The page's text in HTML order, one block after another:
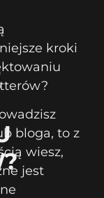
kroki
bloga, to z
wiesz,
jest